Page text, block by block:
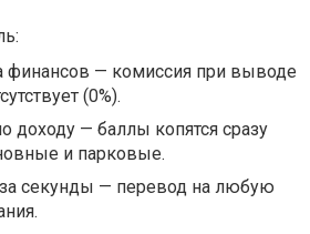
финансов — комиссия при выводе
(0%).
доходу — баллы копятся сразу
и парковые.
секунды — перевод на любую